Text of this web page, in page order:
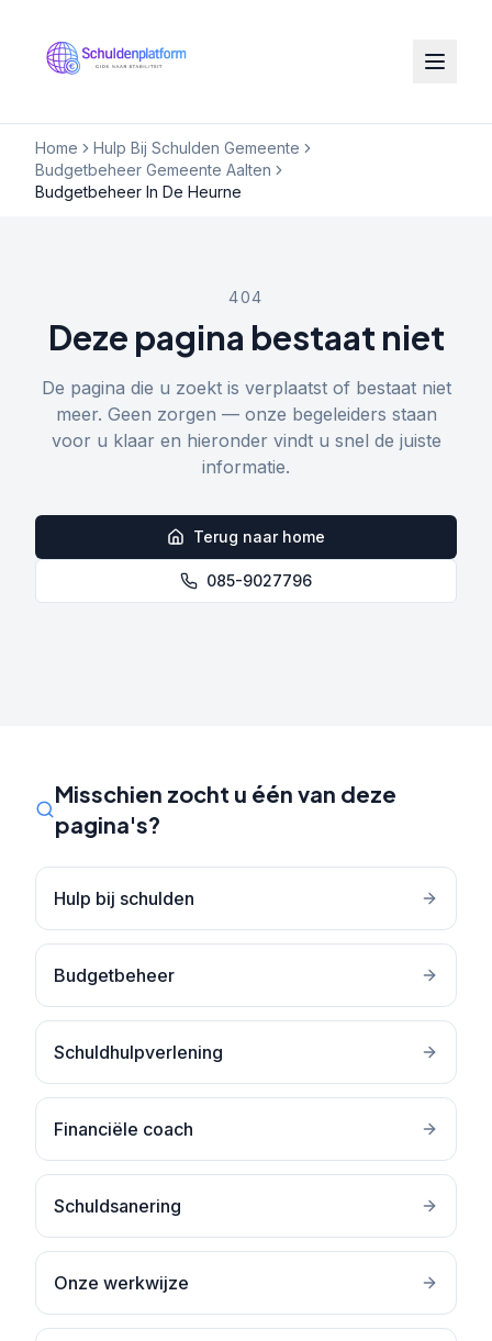
Home
Hulp Bij Schulden Gemeente
Budgetbeheer Gemeente Aalten
Budgetbeheer In De Heurne
404
Deze pagina bestaat niet
De pagina die u zoekt is verplaatst of bestaat niet
meer. Geen zorgen — onze begeleiders staan
voor u klaar en hieronder vindt u snel de juiste
informatie.
Terug naar home
085-9027796
Misschien zocht u één van deze
pagina's?
Hulp bij schulden
Budgetbeheer
Schuldhulpverlening
Financiële coach
Schuldsanering
Onze werkwijze